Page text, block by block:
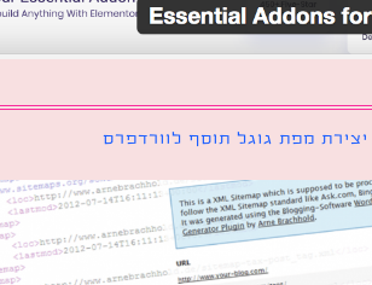
מפת גוגל תוסף לוורדפרס